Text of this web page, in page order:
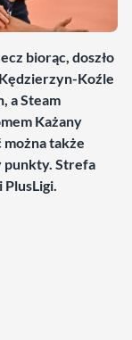
biorąc, doszło
Koźle
a Steam
Każany
można także
punkty. Strefa